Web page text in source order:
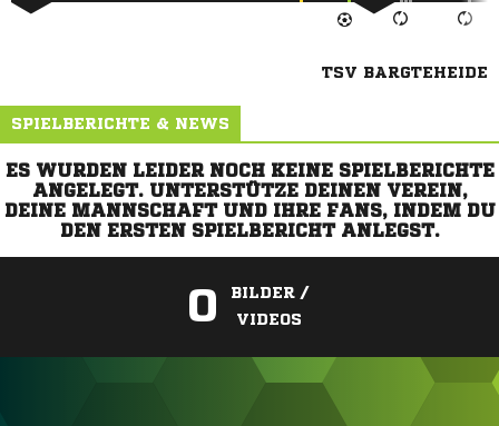
TSV BARGTEHEIDE
SPIELBERICHTE & NEWS
ES WURDEN LEIDER NOCH KEINE SPIELBERICHTE
ANGELEGT. UNTERSTÜTZE DEINEN VEREIN,
DEINE MANNSCHAFT UND IHRE FANS, INDEM DU
DEN ERSTEN SPIELBERICHT ANLEGST.
0
BILDER /
VIDEOS